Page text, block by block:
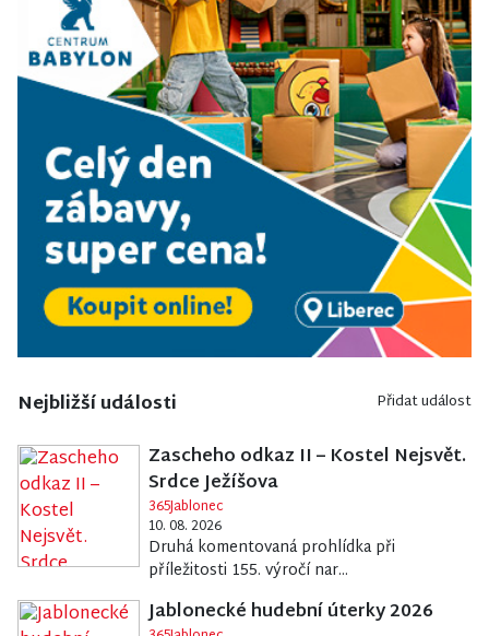
Nejbližší události Přidat událost
Zascheho odkaz II – Kostel Nejsvět.
Srdce Ježíšova
365Jablonec
10. 08. 2026
Druhá komentovaná prohlídka při
příležitosti 155. výročí nar...
Jablonecké hudební úterky 2026